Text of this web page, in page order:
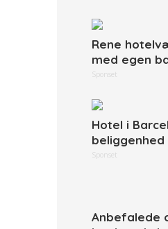
Rene
med egen
Sponset
Hotel i
beliggenhed
Sponset
Anbefalede